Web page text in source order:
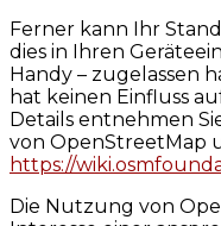
Ferner kann Ihr
dies in Ihren
Handy – zugelassen
hat keinen Einfluss
Details entnehmen
von OpenStreetMap
https://
Die Nutzung von